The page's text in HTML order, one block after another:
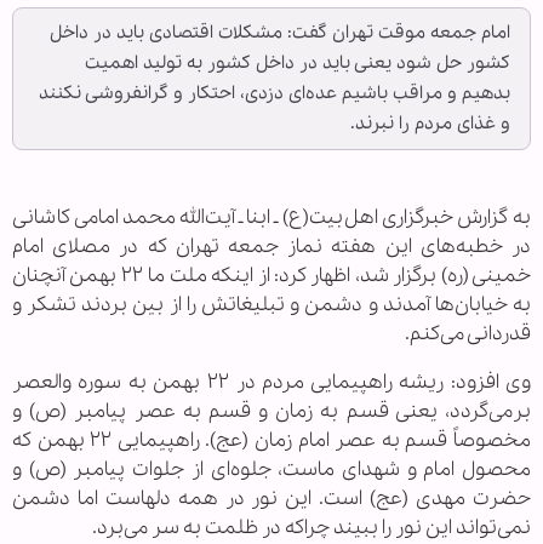
امام جمعه موقت تهران گفت: مشکلات اقتصادی باید در داخل
کشور حل شود یعنی باید در داخل کشور به تولید اهمیت
بدهیم و مراقب باشیم عده‌ای دزدی، احتکار و گرانفروشی نکنند
و غذای مردم را نبرند.
به گزارش خبرگزاری اهل‌بیت(ع) ـ ابنا ـ آیت‌الله محمد امامی کاشانی
در خطبه‌های این هفته نماز جمعه تهران که در مصلای امام
خمینی (ره) برگزار شد، اظهار کرد: از اینکه ملت ما ۲۲ بهمن آنچنان
به خیابان‌ها آمدند و دشمن و تبلیغاتش را از بین بردند تشکر و
قدردانی می‌کنم.
وی افزود: ریشه راهپیمایی مردم در ۲۲ بهمن به سوره والعصر
برمی‌گردد، یعنی قسم به زمان و قسم به عصر پیامبر (ص) و
مخصوصاً قسم به عصر امام زمان (عج). راهپیمایی ۲۲ بهمن که
محصول امام و شهدای ماست، جلوه‌ای از جلوات پیامبر (ص) و
حضرت مهدی (عج) است. این نور در همه دلهاست اما دشمن
نمی‌تواند این نور را ببیند چراکه در ظلمت به سر می‌برد.